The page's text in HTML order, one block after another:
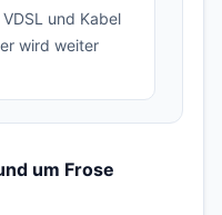
und Kabel
wird weiter
um Frose